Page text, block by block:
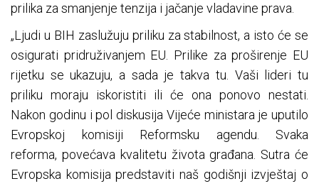
prilika za smanjenje tenzija i jačanje vladavine prava.
„Ljudi u BIH zaslužuju priliku za stabilnost, a isto će se
osigurati pridruživanjem EU. Prilike za proširenje EU
rijetku se ukazuju, a sada je takva tu. Vaši lideri tu
priliku moraju iskoristiti ili će ona ponovo nestati.
Nakon godinu i pol diskusija Vijeće ministara je uputilo
Evropskoj komisiji Reformsku agendu. Svaka
reforma, povećava kvalitetu života građana. Sutra će
Evropska komisija predstaviti naš godišnji izvještaj o